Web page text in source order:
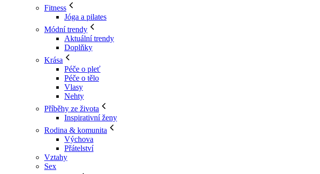
Fitness
Jóga a pilates
Módní trendy
Aktuální trendy
Doplňky
Krása
Péče o pleť
Péče o tělo
Vlasy
Nehty
Příběhy ze života
Inspirativní ženy
Rodina & komunita
Výchova
Přátelství
Vztahy
Sex